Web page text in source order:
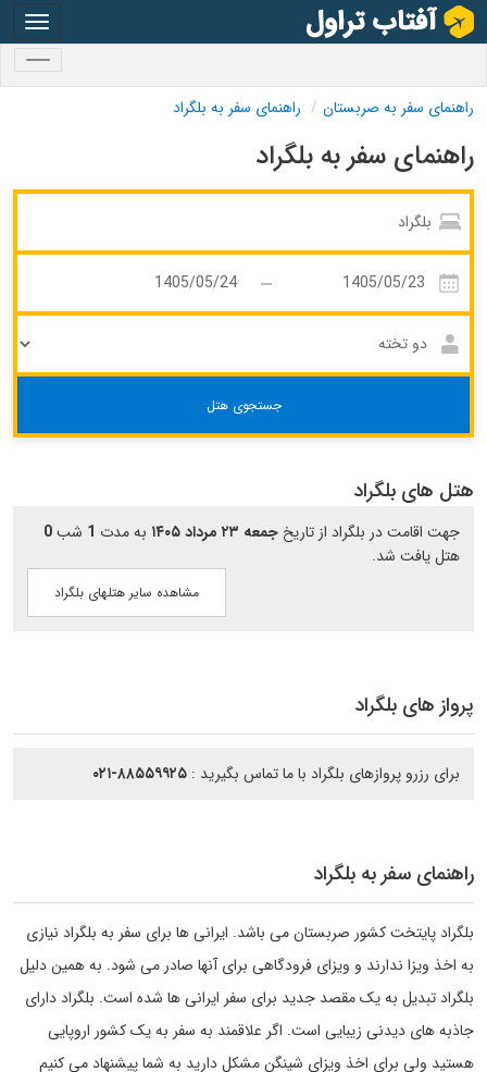
راهنمای سفر به صربستان راهنمای سفر به بلگراد
راهنمای سفر به بلگراد
جستجوی هتل
هتل های بلگراد
جهت اقامت در بلگراد از تاریخ جمعه ۲۳ مرداد ۱۴۰۵ به مدت 1 شب0
هتل یافت شد.
مشاهده سایر هتلهای بلگراد
پرواز های بلگراد
برای رزرو پروازهای بلگراد با ما تماس بگیرید : ۰۲۱-۸۸۵۵۹۹۲۵
راهنمای سفر به بلگراد
بلگراد پایتخت کشور صربستان می باشد. ایرانی ها برای سفر به بلگراد نیازی
به اخذ ویزا ندارند و ویزای فرودگاهی برای آنها صادر می شود. به همین دلیل
بلگراد تبدیل به یک مقصد جدید برای سفر ایرانی ها شده است. بلگراد دارای
جاذبه های دیدنی زیبایی است. اگر علاقمند به سفر به یک کشور اروپایی
هستید ولی برای اخذ ویزای شینگن مشکل دارید به شما پیشنهاد می کنیم